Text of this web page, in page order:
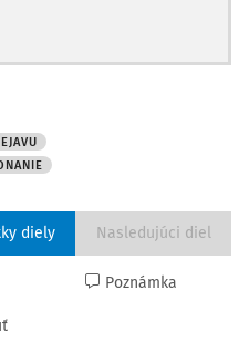
diely Nasledujúci diel
Poznámka